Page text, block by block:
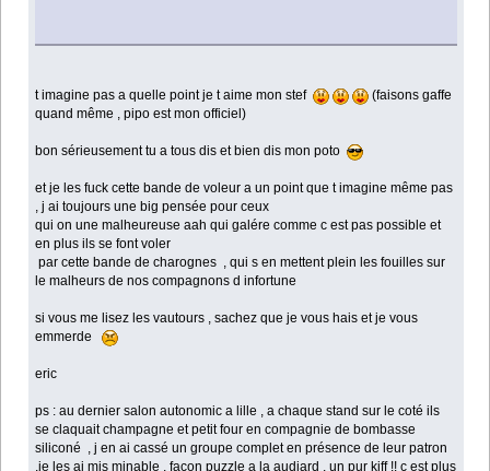
t imagine pas a quelle point je t aime mon stef
(faisons gaffe
quand même , pipo est mon officiel)
bon sérieusement tu a tous dis et bien dis mon poto
et je les fuck cette bande de voleur a un point que t imagine même pas
, j ai toujours une big pensée pour ceux
qui on une malheureuse aah qui galére comme c est pas possible et
en plus ils se font voler
par cette bande de charognes , qui s en mettent plein les fouilles sur
le malheurs de nos compagnons d infortune
si vous me lisez les vautours , sachez que je vous hais et je vous
emmerde
eric
ps : au dernier salon autonomic a lille , a chaque stand sur le coté ils
se claquait champagne et petit four en compagnie de bombasse
siliconé , j en ai cassé un groupe complet en présence de leur patron
,je les ai mis minable , façon puzzle a la audiard , un pur kiff !! c est plus